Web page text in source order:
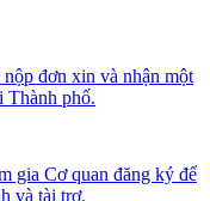
đơn xin và nhận một
Thành phố.
gia Cơ quan đăng ký để
và tài trợ.